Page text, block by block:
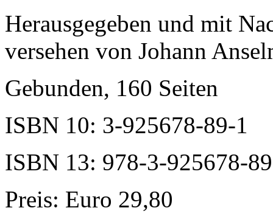
Herausgegeben und mit
versehen von Johann
Gebunden, 160 Seiten
ISBN 10: 3-925678-89-1
ISBN 13: 978-3-925678-
Preis: Euro 29,80